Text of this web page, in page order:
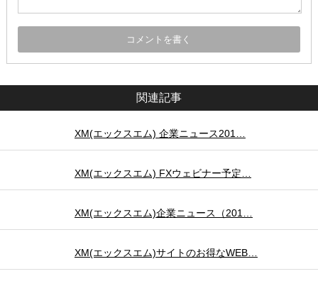
関連記事
XM(エックスエム) 企業ニュース201…
XM(エックスエム) FXウェビナー予定…
XM(エックスエム)企業ニュース（201…
XM(エックスエム)サイトのお得なWEB…